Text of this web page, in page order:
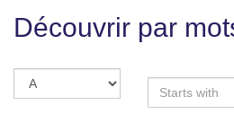
Découvrir par